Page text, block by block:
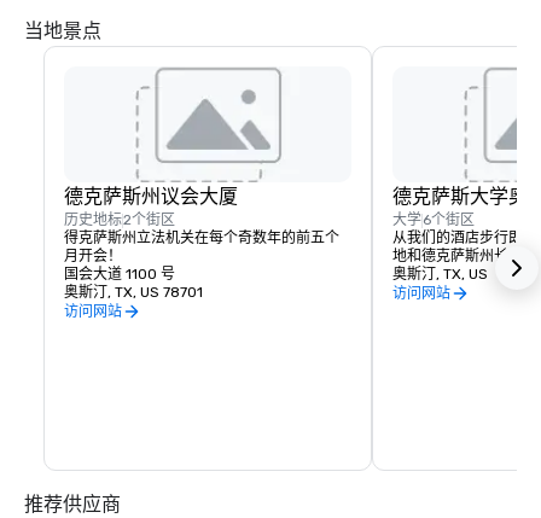
当地景点
德克萨斯州议会大厦
历史地标2个街区
得克萨斯州立法机关在每个奇数年的前五个
月开会！
国会大道 1100 号
奥斯汀, TX, US 78701
访问网站
德克萨斯大学奥
大学6个街区
从我们的酒店步行即
地和德克萨斯州长角牛
奥斯汀, TX, US
访问网站
推荐供应商